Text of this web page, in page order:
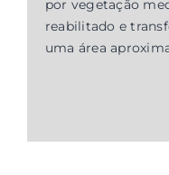
por vegetação
reabilitado e
uma área